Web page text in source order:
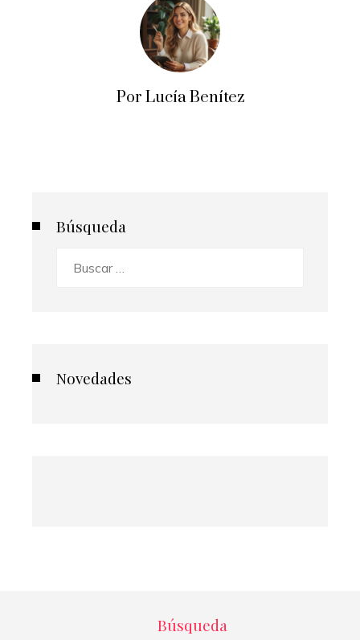
Por Lucía Benítez
Búsqueda
Novedades
Búsqueda